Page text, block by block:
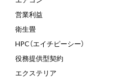
営業利益
衛生畳
HPC（エイチピーシー）
役務提供型契約
エクステリア